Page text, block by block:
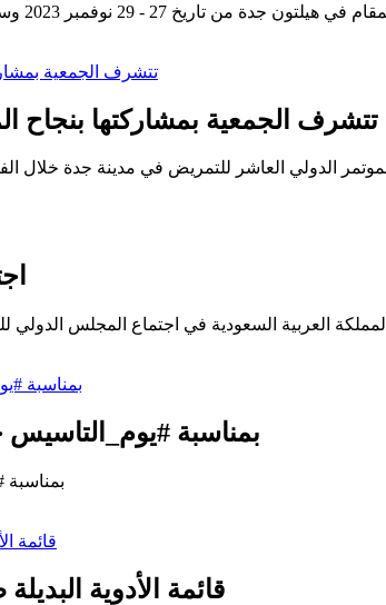
حضور كثيف من المهتمين بمهنة #التمريض
تتشرف الجمعية بمشاركتها بنجاح
للتمريض في مدينة جدة خلال الفترة 27-29 نوفمبر والمشاركة بالبرنامج
في اجتماع المجلس الدولي للتمريض 2023 بمدينة مونتريال ،
بمناسبة #يوم_التاسيس خصم ٢٥٪ على
بمناسبة
قائمة الأدوية البديلة